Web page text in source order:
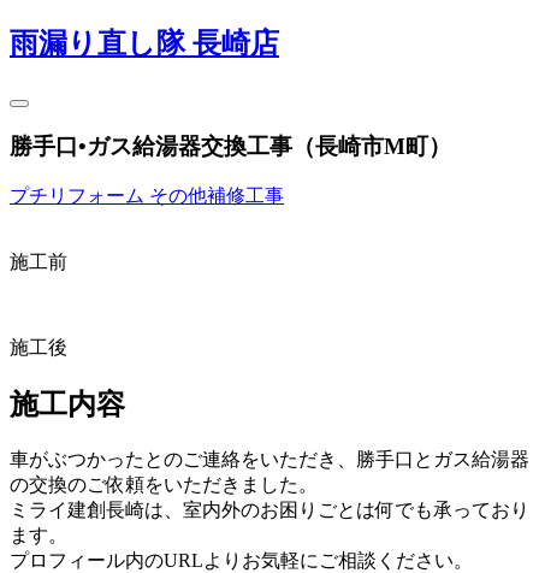
雨漏り直し隊 長崎店
勝手口•ガス給湯器交換工事（長崎市M町）
プチリフォーム その他補修工事
施工前
施工後
施工内容
車がぶつかったとのご連絡をいただき、勝手口とガス給湯器
の交換のご依頼をいただきました。
ミライ建創長崎は、室内外のお困りごとは何でも承っており
ます。
プロフィール内のURLよりお気軽にご相談ください。